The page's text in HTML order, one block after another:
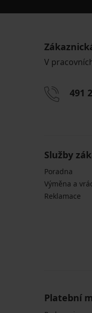
V
491
Služby
Poradna
Výměna a
Reklamace
Platební